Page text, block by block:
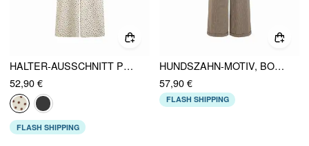
HALTER-AUSSCHNITT POLKA DOT RAFFUNG METALLDETAIL WEITES BEIN JUMPSUIT
52,90 €
FLASH SHIPPING
HUNDSZAHN-MOTIV, BOOTSHALS, REISSVERSCHLUSS, BREITBEINIGER OVERALLS MIT GÜRTEL
57,90 €
FLASH SHIPPING